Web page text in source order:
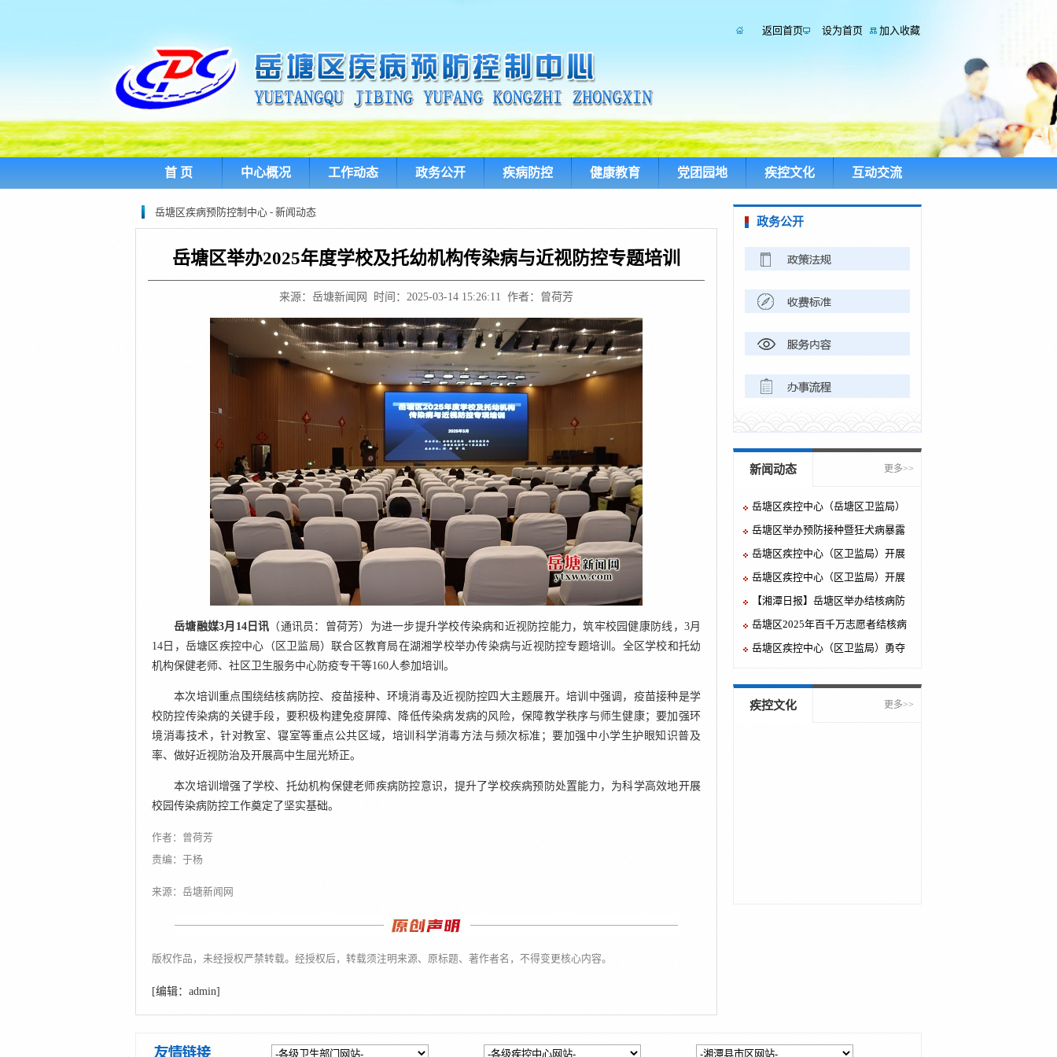
返回首页 设为首页 加入收藏
首 页 中心概况 工作动态 政务公开 疾病防控 健康教育 党团园地 疾控文化 互动交流
岳塘区疾病预防控制中心 - 新闻动态
岳塘区举办2025年度学校及托幼机构传染病与近视防控专题培训
来源：岳塘新闻网 时间：2025-03-14 15:26:11 作者：曾荷芳
岳塘融媒3月14日讯 （通讯员：曾荷芳）为进一步提升学校传染病和近视防控能力，筑牢校园健康防线，3月
14日，岳塘区疾控中心（区卫监局）联合区教育局在湖湘学校举办传染病与近视防控专题培训。全区学校和托幼
机构保健老师、社区卫生服务中心防疫专干‌等160人参加培训。
本次培训重点围绕结核病防控、疫苗接种、环境消毒及近视防控四大主题展开。培训中强调，疫苗接种是学
校防控传染病的关键手段，要积极构建免疫屏障、降低传染病发病的风险，保障教学秩序与师生健康‌；要加强‌环
境消毒技术，针对教室、寝室等重点公共区域，培训科学消毒方法与频次标准‌；要加强中小学生护眼知识普及
率、做好近视防治及开展高中生屈光矫正。
本次培训增强了学校、托幼机构保健老师疾病防控意识，提升了学校疾病预防处置能力，为科学高效地开展
校园传染病防控工作奠定了坚实基础。
作者：曾荷芳
责编：于杨
来源：岳塘新闻网
版权作品，未经授权严禁转载。经授权后，转载须注明来源、原标题、著作者名，不得变更核心内容。
[编辑：admin]
政务公开
新闻动态 更多>>
岳塘区疾控中心（岳塘区卫监局）
举办2025年预防接种技能竞赛
岳塘区举办预防接种暨狂犬病暴露
预防处置培训班
岳塘区疾控中心（区卫监局）开展
健康讲座进校园活动
岳塘区疾控中心（区卫监局）开展
《职业病防治法》宣传周系列活动
【湘潭日报】岳塘区举办结核病防
治知识宣讲大赛
岳塘区2025年百千万志愿者结核病
防治知识宣讲大赛举行
岳塘区疾控中心（区卫监局）勇夺
疾控文化 更多>>